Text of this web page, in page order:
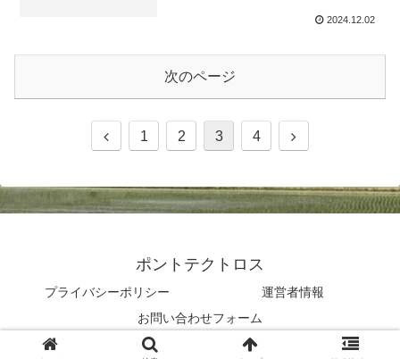
2024.12.02
次のページ
1 2 3 4
ポントテクトロス
プライバシーポリシー
運営者情報
お問い合わせフォーム
© 2023 ポントテクトロス.